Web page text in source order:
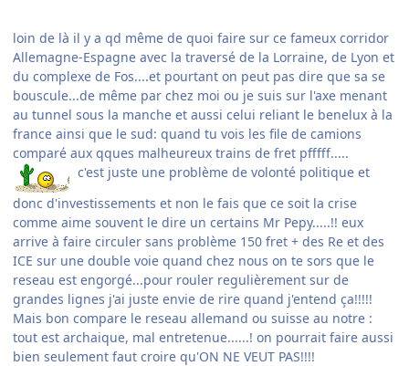
​loin de là il y a qd même de quoi faire sur ce fameux corridor
Allemagne-Espagne avec la traversé de la Lorraine, de Lyon et
du complexe de Fos....et pourtant on peut pas dire que sa se
bouscule...de même par chez moi ou je suis sur l'axe menant
au tunnel sous la manche et aussi celui reliant le benelux à la
france ainsi que le sud: quand tu vois les file de camions
comparé aux qques malheureux trains de fret pfffff.....
c'est juste une problème de volonté politique et
donc d'investissements et non le fais que ce soit la crise
comme aime souvent le dire un certains Mr Pepy.....!! eux
arrive à faire circuler sans problème 150 fret + des Re et des
ICE sur une double voie quand chez nous on te sors que le
reseau est engorgé...pour rouler regulièrement sur de
grandes lignes j'ai juste envie de rire quand j'entend ça!!!!!
Mais bon compare le reseau allemand ou suisse au notre :
tout est archaique, mal entretenue......! on pourrait faire aussi
bien seulement faut croire qu'ON NE VEUT PAS!!!!